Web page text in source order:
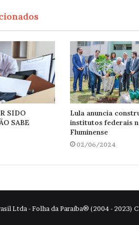
SIDO
SABE
Lula anuncia
institutos federais
Fluminense
02/06/2024
Ltda - Folha da Paraíba® (2004 - 2023)